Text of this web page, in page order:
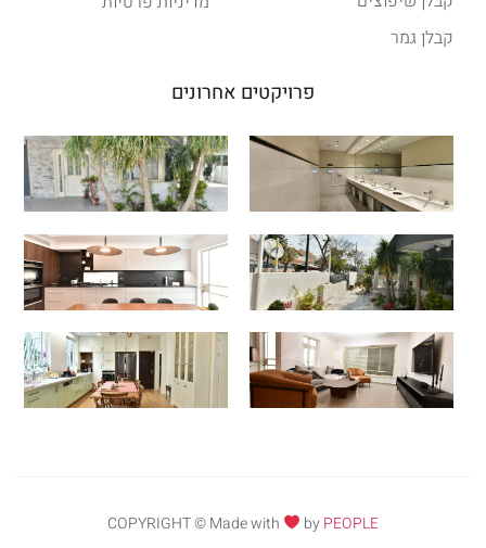
קבלן גמר
פרויקטים אחרונים
COPYRIGHT © Made with by PEOPLE